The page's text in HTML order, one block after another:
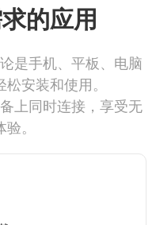
的应用
是手机、平板、电脑
安装和使用。
上同时连接，享受无
。